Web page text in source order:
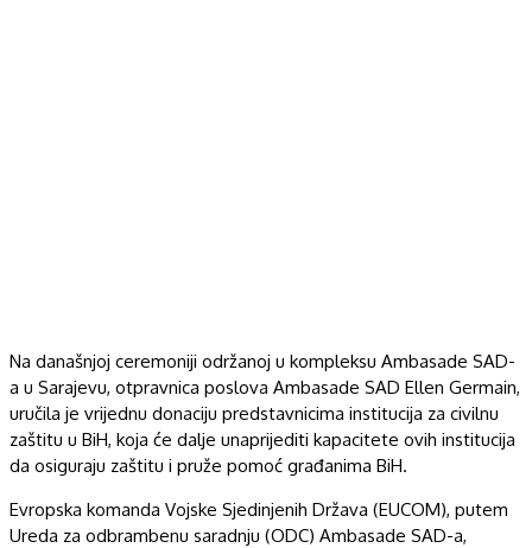
Na današnjoj ceremoniji održanoj u kompleksu Ambasade SAD-
a u Sarajevu, otpravnica poslova Ambasade SAD Ellen Germain,
uručila je vrijednu donaciju predstavnicima institucija za civilnu
zaštitu u BiH, koja će dalje unaprijediti kapacitete ovih institucija
da osiguraju zaštitu i pruže pomoć građanima BiH.
Evropska komanda Vojske Sjedinjenih Država (EUCOM), putem
Ureda za odbrambenu saradnju (ODC) Ambasade SAD-a,